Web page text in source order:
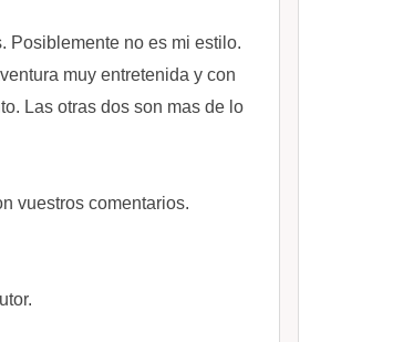
Posiblemente no es mi estilo.
muy entretenida y con
Las otras dos son mas de lo
vuestros comentarios.